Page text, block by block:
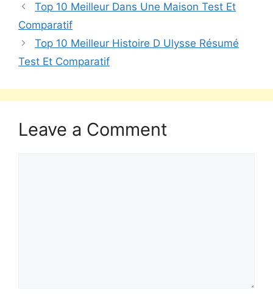
Top 10 Meilleur Dans Une Maison Test Et
Comparatif
Top 10 Meilleur Histoire D Ulysse Résumé
Test Et Comparatif
Leave a Comment